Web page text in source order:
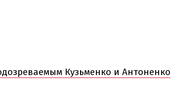
Кузьменко и Антоненко